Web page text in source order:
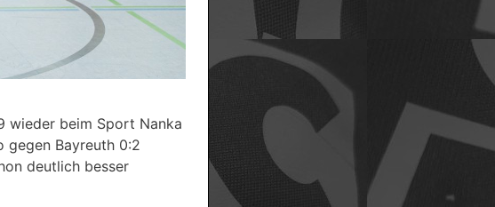
wieder beim Sport Nanka
gegen Bayreuth 0:2
deutlich besser